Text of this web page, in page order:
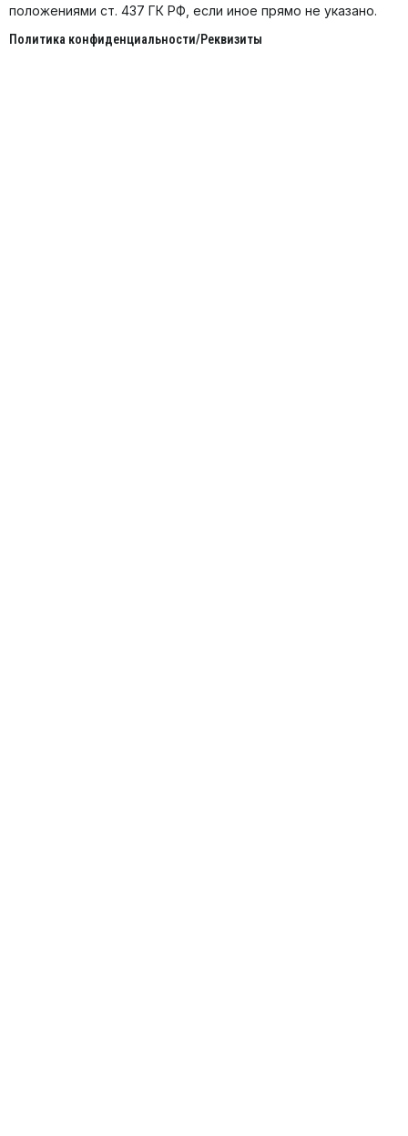
положениями ст. 437 ГК РФ, если иное прямо не указано.
Политика конфиденциальности/Реквизиты